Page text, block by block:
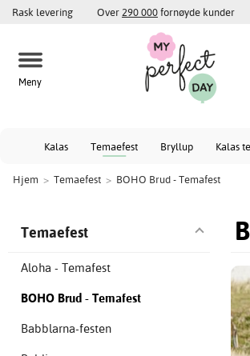
Rask levering Over 290 000fornøyde kunder
Meny
Kalas Temaefest Bryllup Kalas
Hjem > Temaefest > BOHO Brud - Temafest
Temaefest
Aloha - Temafest
BOHO Brud - Temafest
Babblarna-festen